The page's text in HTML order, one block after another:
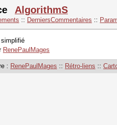
AlgorithmS
:: DerniersCommentaires ::
RenePaulMages
: RenePaulMages :: Rétro-liens ::